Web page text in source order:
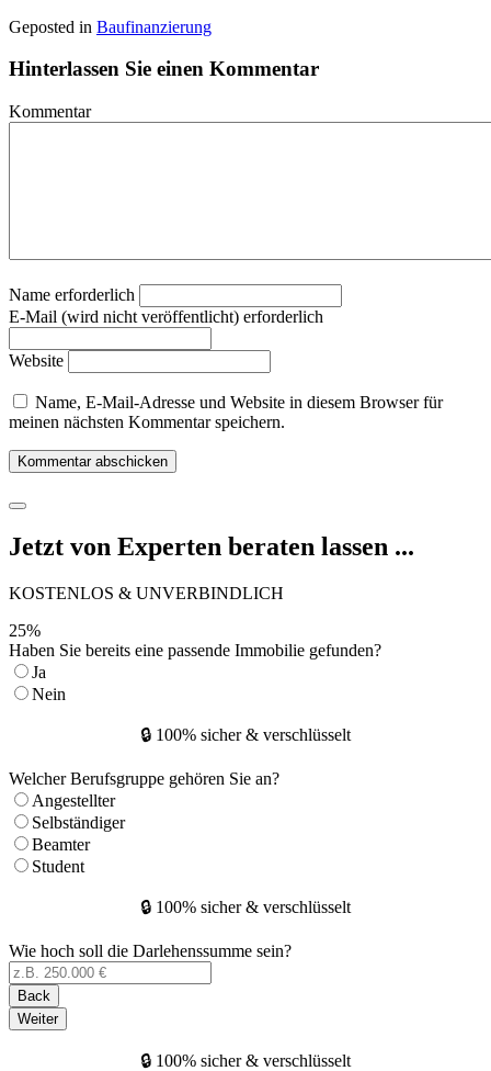
Geposted in Baufinanzierung
Hinterlassen Sie einen Kommentar
Kommentar
Name erforderlich
E-Mail (wird nicht veröffentlicht) erforderlich
Website
Name, E-Mail-Adresse und Website in diesem Browser für
meinen nächsten Kommentar speichern.
Jetzt von Experten beraten lassen ...
KOSTENLOS & UNVERBINDLICH
25%
Haben Sie bereits eine passende Immobilie gefunden?
Ja
Nein
🔒 100% sicher & verschlüsselt
Welcher Berufsgruppe gehören Sie an?
Angestellter
Selbständiger
Beamter
Student
🔒 100% sicher & verschlüsselt
Wie hoch soll die Darlehenssumme sein?
Back
Weiter
🔒 100% sicher & verschlüsselt